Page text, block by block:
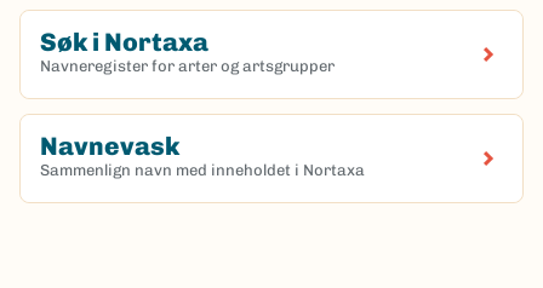
Søk i Nortaxa
Navneregister for arter og artsgrupper
Navnevask
Sammenlign navn med inneholdet i Nortaxa